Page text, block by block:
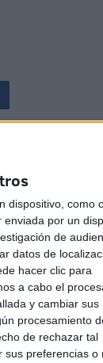
dispositivo, como
por un
de
datos de
hacer clic para
a cabo el
y cambiar sus
procesamiento
de rechazar tal
sus preferencias o